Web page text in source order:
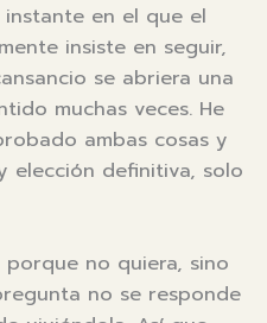
instante en el que el
insiste en seguir,
se abriera una
muchas veces. He
ambas cosas y
elección definitiva, solo
no quiera, sino
no se responde